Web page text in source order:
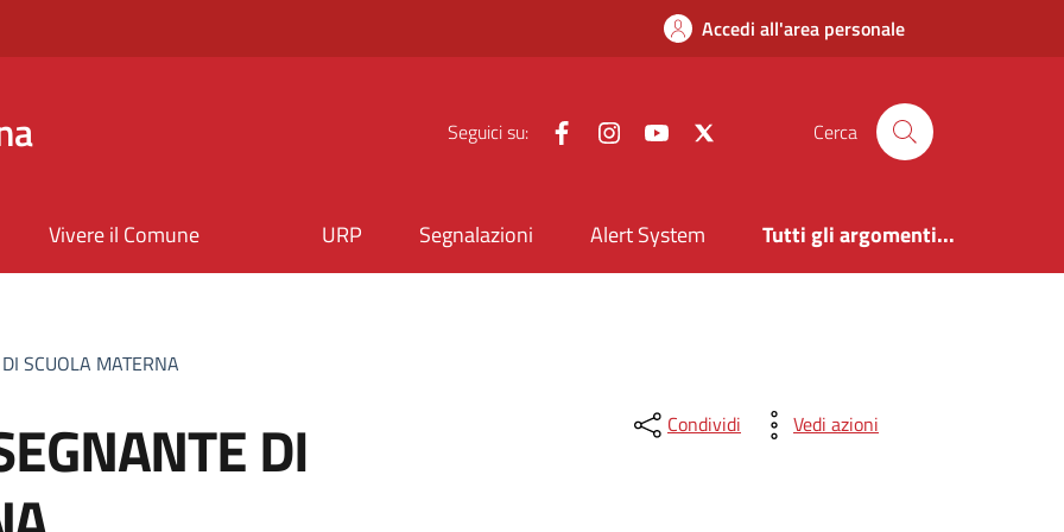
Accedi all'area personale
Seguici su: FacebookInstagramYouTube Cerca
Vivere il Comune URP Segnalazioni Alert System Tutti gli argomenti...
SCUOLA MATERNA
DI
Condividi Vedi azioni